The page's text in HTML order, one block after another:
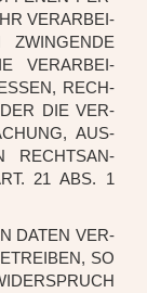
VER­AR­BEI­
VER­AR­BEI­
RECH­
DIE VER­
AUS­
RECHTS­AN­
21 ABS. 1
DATEN VER­
SO